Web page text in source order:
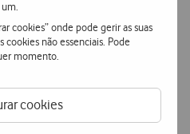
cookies” onde pode gerir as suas
cookies não essenciais. Pode
momento.
cookies
das 16h e receba no dia útil
e seguro